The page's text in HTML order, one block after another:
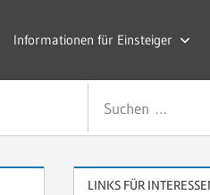
Informationen für Einsteiger
LINKS FÜR